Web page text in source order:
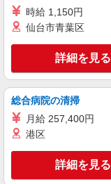
SOMPOケア 府中白
万円〜 ※職務手当、特別職務手
住
（
で
与
キープ
そんぽの家S 府中住吉/
介
時給 1,150円
仙台市青葉区
詳細を見る
総合病院の清掃
月給 257,400円
港区
詳細を見る